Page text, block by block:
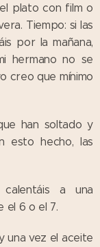
plato con film o
Tiempo: si las
por la mañana,
hermano no se
creo que mínimo
han soltado y
esto hecho, las
a una
el 6 o el 7.
una vez el aceite